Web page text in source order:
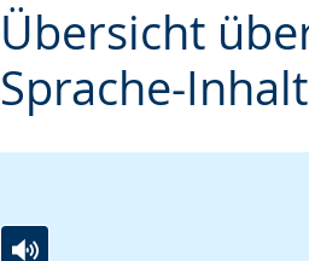
Übersicht
Sprache-